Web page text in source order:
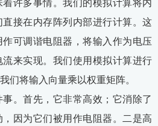
接在内存阵列内部进行计算。这
可调谐电阻器，将输入作为电压
来实现。我们使用模拟计算进行
们将输入向量乘以权重矩阵。
。首先，它非常高效；它消除了
因为它们被用作电阻器。二是高